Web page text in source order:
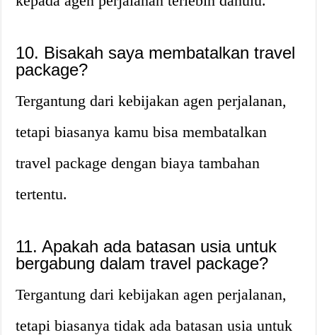
10. Bisakah saya membatalkan travel
package?
Tergantung dari kebijakan agen perjalanan,
tetapi biasanya kamu bisa membatalkan
travel package dengan biaya tambahan
tertentu.
11. Apakah ada batasan usia untuk
bergabung dalam travel package?
Tergantung dari kebijakan agen perjalanan,
tetapi biasanya tidak ada batasan usia untuk